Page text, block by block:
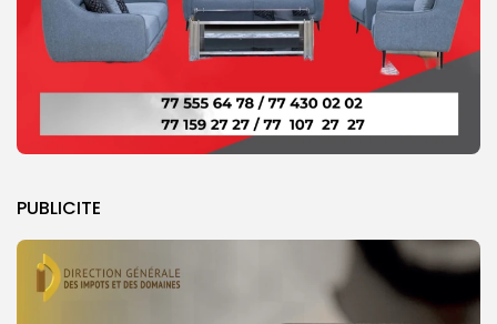
PUBLICITE